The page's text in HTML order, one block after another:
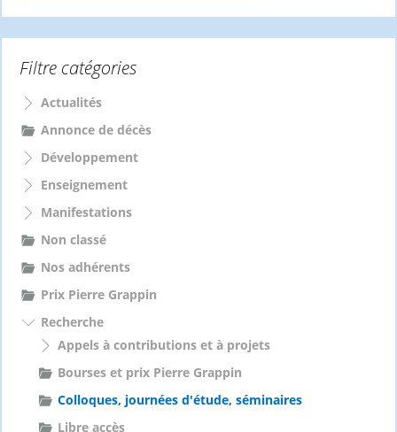
r
h
r
Filtre catégories
Actualités
Annonce de décès
Développement
Enseignement
Manifestations
Non classé
Nos adhérents
Prix Pierre Grappin
Recherche
Appels à contributions et à projets
Bourses et prix Pierre Grappin
Colloques, journées d'étude, séminaires
Libre accès